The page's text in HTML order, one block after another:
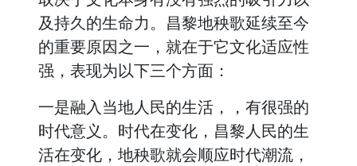
及持久的生命力。昌黎地秧歌延续至今
的重要原因之一，就在于它文化适应性
强，表现为以下三个方面：
一是融入当地人民的生活，，有很强的
时代意义。时代在变化，昌黎人民的生
活在变化，地秧歌就会顺应时代潮流，